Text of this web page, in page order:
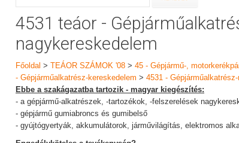
4531 teáor -
nagykereskedelem
Főoldal > TEÁOR SZÁMOK '08 > 45 - Gépjármű-,
- Gépjárműalkatrész-kereskedelem > 4531 -
Ebbe a szakágazatba tartozik - magyar kiegészítés:
- a gépjármű-alkatrészek, -tartozékok, -felszerelések
- gépjármű gumiabroncs és gumibelső
- gyújtógyertyák, akkumulátorok, járművilágítás, elektromos